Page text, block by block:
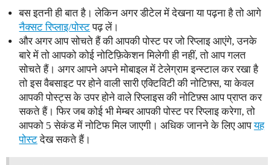
बस इतनी ही बात है। लेकिन अगर डीटेल में देखना या पढ़ना है तो आगे
नैक्सट रिप्लाइ/पोस्टपढ़ लें।
और अगर आप सोचते हैं की आपकी पोस्ट पर जो रिप्लाइ आएंगे, उनके
बारे में तो आपको कोई नोटिफ़िकेशन मिलेगी ही नहीं, तो आप गलत
सोचते हैं। अगर आपने अपने मोबाइल में टेलेग्राम इन्स्टाल कर रखा है
तो इस वैबसाइट पर होने वाली सारी एक्टिविटी की नोटिफ़्स, या केवल
आपकी पोस्ट्स के उपर होने वाले रिप्लाइस की नोटिफ़्स आप प्राप्त कर
सकते हैं। फिर जब कोई भी मेम्बर आपकी पोस्ट पर रिप्लाइ करेगा, तो
आपको 5 सेकंड में नोटिफ मिल जाएगी। अधिक जानने के लिए आपयह
पोस्टदेख सकते हैं।